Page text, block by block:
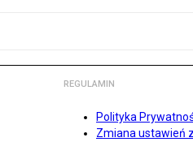
REGULAMIN
Polityka
Zmiana ustawień